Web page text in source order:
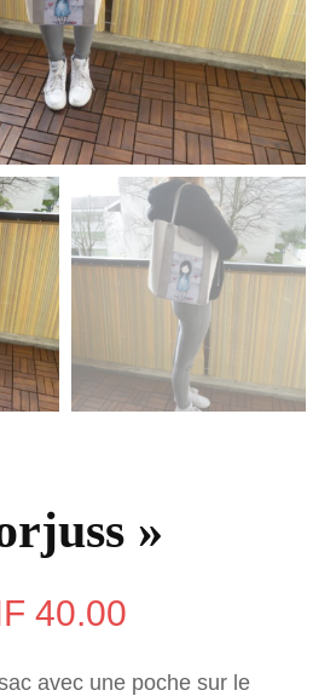
»
40.00
prix
avec une poche sur le